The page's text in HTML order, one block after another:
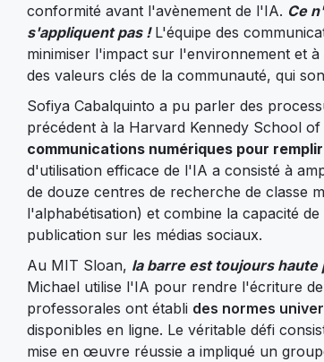
conformité avant l'avènement de l'IA. Ce
s'appliquent pas !L'équipe des
minimiser l'impact sur l'environnement et
des valeurs clés de la communauté, qui
Sofiya Cabalquinto a pu parler des
précédent à la Harvard Kennedy School
communications numériques pour
d'utilisation efficace de l'IA a consisté à
de douze centres de recherche de classe
l'alphabétisation) et combine la capacité
publication sur les médias sociaux.
Au MIT Sloan, la barre est toujours
Michael utilise l'IA pour rendre l'écriture
professorales ont établi des normes
disponibles en ligne. Le véritable défi
mise en œuvre réussie a impliqué un